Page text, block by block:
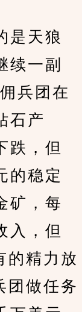
天狼
续一副
兵团在
石产
跌，但
的稳定
矿，每
入，但
的精力放
团做任务